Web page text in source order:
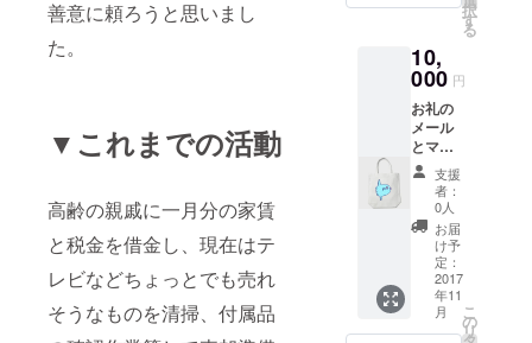
善意に頼ろうと思いまし
た。
▼これまでの活動
高齢の親戚に一月分の家賃
と税金を借金し、現在はテ
レビなどちょっとでも売れ
そうなものを清掃、付属品
など)も
ありま
すので
お礼の
メール
への返
信とい
う形で
して欲
しい事
の内容
をお伝
えくだ
さい。
『お願
式 UVイ
ンク
ジェッ
ト ※ 裏
打ち印
刷にな
りま
す。カ
ラーを
印刷し
た後に
全面白
ベタを
印刷し
ます。
印刷出
CMYK
出力/印
刷方
式：イ
ンク
ジェッ
ト転写/
プリン
ト方
式：イ
ンク
ジェッ
トプリ
ンタ ※
トート
バッグ
択
す
る
10,
000 円
お礼の
メール
とマン
ボウイ
ラスト
のトー
トバッ
グ B ▼
素材：
ポリエ
ステル
100%
▼色：
支援
者：
0人
お届
け予
定：
2017
年11
月
こ
の
リ